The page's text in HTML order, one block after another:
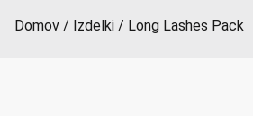
Domov Izdelki Long Lashes Pack